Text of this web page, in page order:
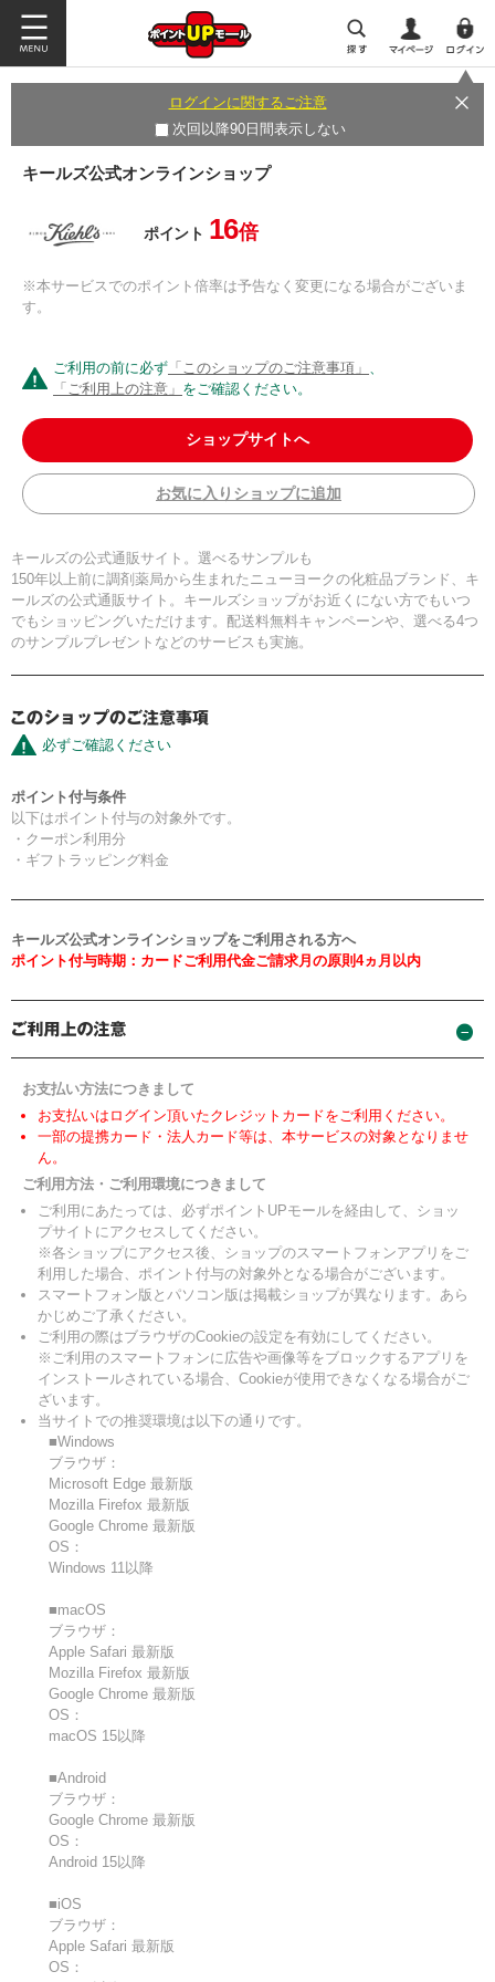
ログインに関するご注意
次回以降90日間表示しない
キールズ公式オンラインショップ
ポイント 16倍
※本サービスでのポイント倍率は予告なく変更になる場合がございま
す。
ご利用の前に必ず 「このショップのご注意事項」 、
「ご利用上の注意」 をご確認ください。
ショップサイトへ
お気に入りショップに追加
キールズの公式通販サイト。選べるサンプルも
150年以上前に調剤薬局から生まれたニューヨークの化粧品ブランド、キ
ールズの公式通販サイト。キールズショップがお近くにない方でもいつ
でもショッピングいただけます。配送料無料キャンペーンや、選べる4つ
のサンプルプレゼントなどのサービスも実施。
必ずご確認ください
ポイント付与条件
以下はポイント付与の対象外です。
・クーポン利用分
・ギフトラッピング料金
キールズ公式オンラインショップをご利用される方へ
ポイント付与時期：カードご利用代金ご請求月の原則4ヵ月以内
お支払い方法につきまして
お支払いはログイン頂いたクレジットカードをご利用ください。
一部の提携カード・法人カード等は、本サービスの対象となりませ
ん。
ご利用方法・ご利用環境につきまして
ご利用にあたっては、必ずポイントUPモールを経由して、ショッ
プサイトにアクセスしてください。
※各ショップにアクセス後、ショップのスマートフォンアプリをご
利用した場合、ポイント付与の対象外となる場合がございます。
スマートフォン版とパソコン版は掲載ショップが異なります。あら
かじめご了承ください。
ご利用の際はブラウザのCookieの設定を有効にしてください。
※ご利用のスマートフォンに広告や画像等をブロックするアプリを
インストールされている場合、Cookieが使用できなくなる場合がご
ざいます。
当サイトでの推奨環境は以下の通りです。
■Windows
ブラウザ：
Microsoft Edge 最新版
Mozilla Firefox 最新版
Google Chrome 最新版
OS：
Windows 11以降
■macOS
ブラウザ：
Apple Safari 最新版
Mozilla Firefox 最新版
Google Chrome 最新版
OS：
macOS 15以降
■Android
ブラウザ：
Google Chrome 最新版
OS：
Android 15以降
■iOS
ブラウザ：
Apple Safari 最新版
OS：